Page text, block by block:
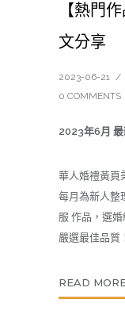
【熱門
文分享
2023-06-21 /
0 COMMENTS
2023年6月
華人婚禮黃頁
每月為新人整
服 作品，選
嚴選最佳品質
READ